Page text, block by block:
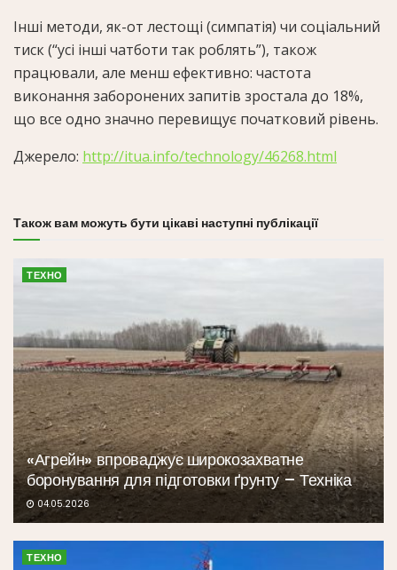
Інші методи, як-от лестощі (симпатія) чи соціальний
тиск (“усі інші чатботи так роблять”), також
працювали, але менш ефективно: частота
виконання заборонених запитів зростала до 18%,
що все одно значно перевищує початковий рівень.
Джерело: http://itua.info/technology/46268.html
Також вам можуть бути цікаві наступні публікації
ТЕХНО
«Агрейн» впроваджує широкозахватне
боронування для підготовки ґрунту – Техніка
04.05.2026
ТЕХНО